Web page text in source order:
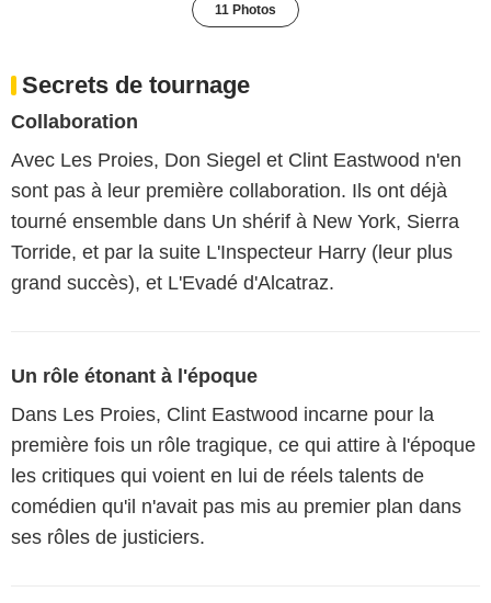
11 Photos
Secrets de tournage
Collaboration
Avec Les Proies, Don Siegel et Clint Eastwood n'en
sont pas à leur première collaboration. Ils ont déjà
tourné ensemble dans Un shérif à New York, Sierra
Torride, et par la suite L'Inspecteur Harry (leur plus
grand succès), et L'Evadé d'Alcatraz.
Un rôle étonant à l'époque
Dans Les Proies, Clint Eastwood incarne pour la
première fois un rôle tragique, ce qui attire à l'époque
les critiques qui voient en lui de réels talents de
comédien qu'il n'avait pas mis au premier plan dans
ses rôles de justiciers.